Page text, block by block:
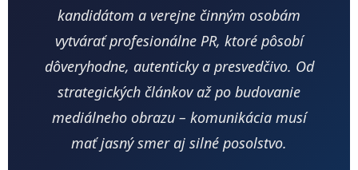
kandidátom a verejne činným osobám
vytvárať profesionálne PR, ktoré pôsobí
dôveryhodne, autenticky a presvedčivo. Od
strategických článkov až po budovanie
mediálneho obrazu – komunikácia musí
mať jasný smer aj silné posolstvo.